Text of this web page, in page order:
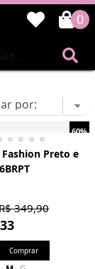
0
60%
Fashion Preto e
349,90
Comprar